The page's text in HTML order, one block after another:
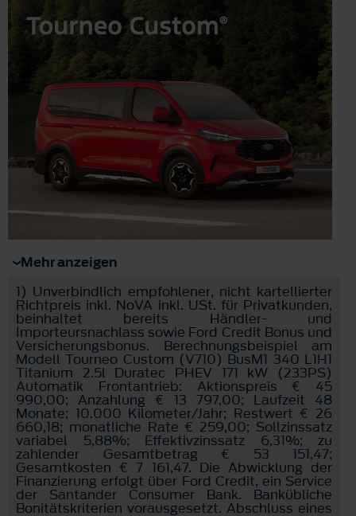
Mehr anzeigen
1) Unverbindlich empfohlener, nicht kartellierter
Richtpreis inkl. NoVA inkl. USt. für Privatkunden,
beinhaltet bereits Händler- und
Importeursnachlass sowie Ford Credit Bonus und
Versicherungsbonus. Berechnungsbeispiel am
Modell Tourneo Custom (V710) BusM1 340 L1H1
Titanium 2.5l Duratec PHEV 171 kW (233PS)
Automatik Frontantrieb: Aktionspreis € 45
990,00; Anzahlung € 13 797,00; Laufzeit 48
Monate; 10.000 Kilometer/Jahr; Restwert € 26
660,18; monatliche Rate € 259,00; Sollzinssatz
variabel 5,88%; Effektivzinssatz 6,31%; zu
zahlender Gesamtbetrag € 53 151,47;
Gesamtkosten € 7 161,47. Die Abwicklung der
Finanzierung erfolgt über Ford Credit, ein Service
der Santander Consumer Bank. Bankübliche
Bonitätskriterien vorausgesetzt. Abschluss eines